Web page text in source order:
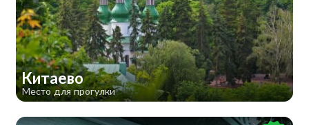
Китаево
Место для прогулки